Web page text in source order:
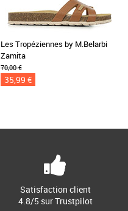
Les Tropéziennes by M.Belarbi
Zamita
70,00 €
35,99 €
Satisfaction client
4.8/5 sur Trustpilot